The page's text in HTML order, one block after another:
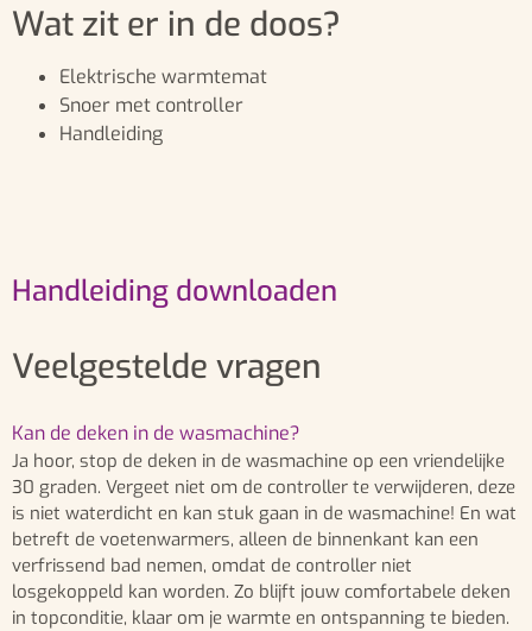
Wat zit er in de doos?
Elektrische warmtemat
Snoer met controller
Handleiding
Handleiding downloaden
Veelgestelde vragen
Kan de deken in de wasmachine?
Ja hoor, stop de deken in de wasmachine op een vriendelijke
30 graden. Vergeet niet om de controller te verwijderen, deze
is niet waterdicht en kan stuk gaan in de wasmachine! En wat
betreft de voetenwarmers, alleen de binnenkant kan een
verfrissend bad nemen, omdat de controller niet
losgekoppeld kan worden. Zo blijft jouw comfortabele deken
in topconditie, klaar om je warmte en ontspanning te bieden.